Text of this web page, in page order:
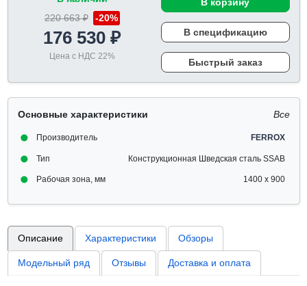
220 663 ₽
-20%
176 530 ₽
Цена с НДС 22%
В спецификацию
Быстрый заказ
Основные характеристики Все
Производитель FERROX
Тип Конструкционная Шведская сталь SSAB
Рабочая зона, мм 1400 x 900
Описание Характеристики Обзоры
Модельный ряд Отзывы Доставка и оплата